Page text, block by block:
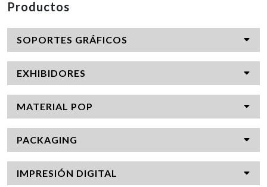
Productos
SOPORTES GRÁFICOS
EXHIBIDORES
MATERIAL POP
PACKAGING
IMPRESIÓN DIGITAL